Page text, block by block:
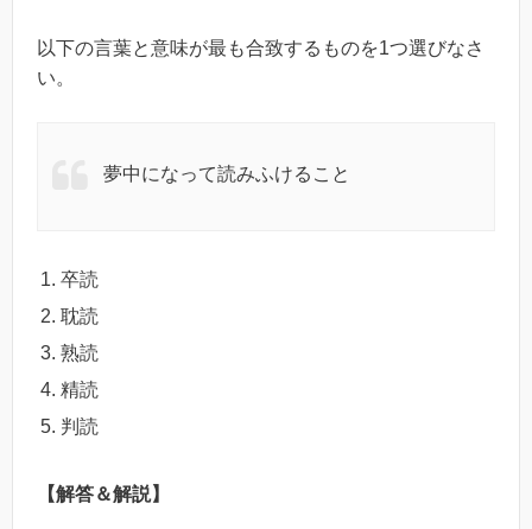
以下の言葉と意味が最も合致するものを1つ選びなさ
い。
夢中になって読みふけること
卒読
耽読
熟読
精読
判読
【解答＆解説】